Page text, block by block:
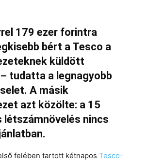
179 ezer forintra
bért a Tesco a
küldött
tudatta a legnagyobb
A másik
azt közölte: a 15
létszámnövelés nincs
felében tartott kétnapos Tesco-